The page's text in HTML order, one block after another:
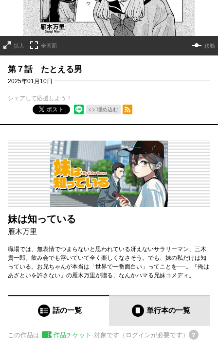
拡大 全画面 移動
第７話 たとえる男
2025年01月10日
シェアして応援しよう！
ポスト
埋め込む
RSSフィード
妹は知っている
雁木万里
職場では、無表情でつまらないと思われている冴えないサラリーマン、三木
貴一郎。飲み会でも浮いていて全く楽しくなさそう。でも、妹の私だけは知
っている。お兄ちゃんが本当は「世界で一番面白い」ってことを──。『俺は
あざといを許さない』の雁木万里が贈る、なんかハマる兄妹コメディ。
話の一覧 単行本の一覧
この作品は 作品チケット 対象です（ログインが必要です）